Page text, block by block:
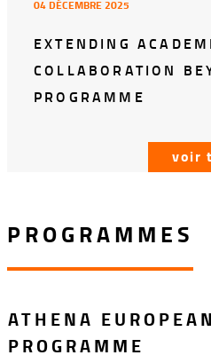
04 DÉCEMBRE 2025
EXTENDING
COLLABORATION
PROGRAMME
voir
PROGRAMMES
ATHENA
PROGRAMME